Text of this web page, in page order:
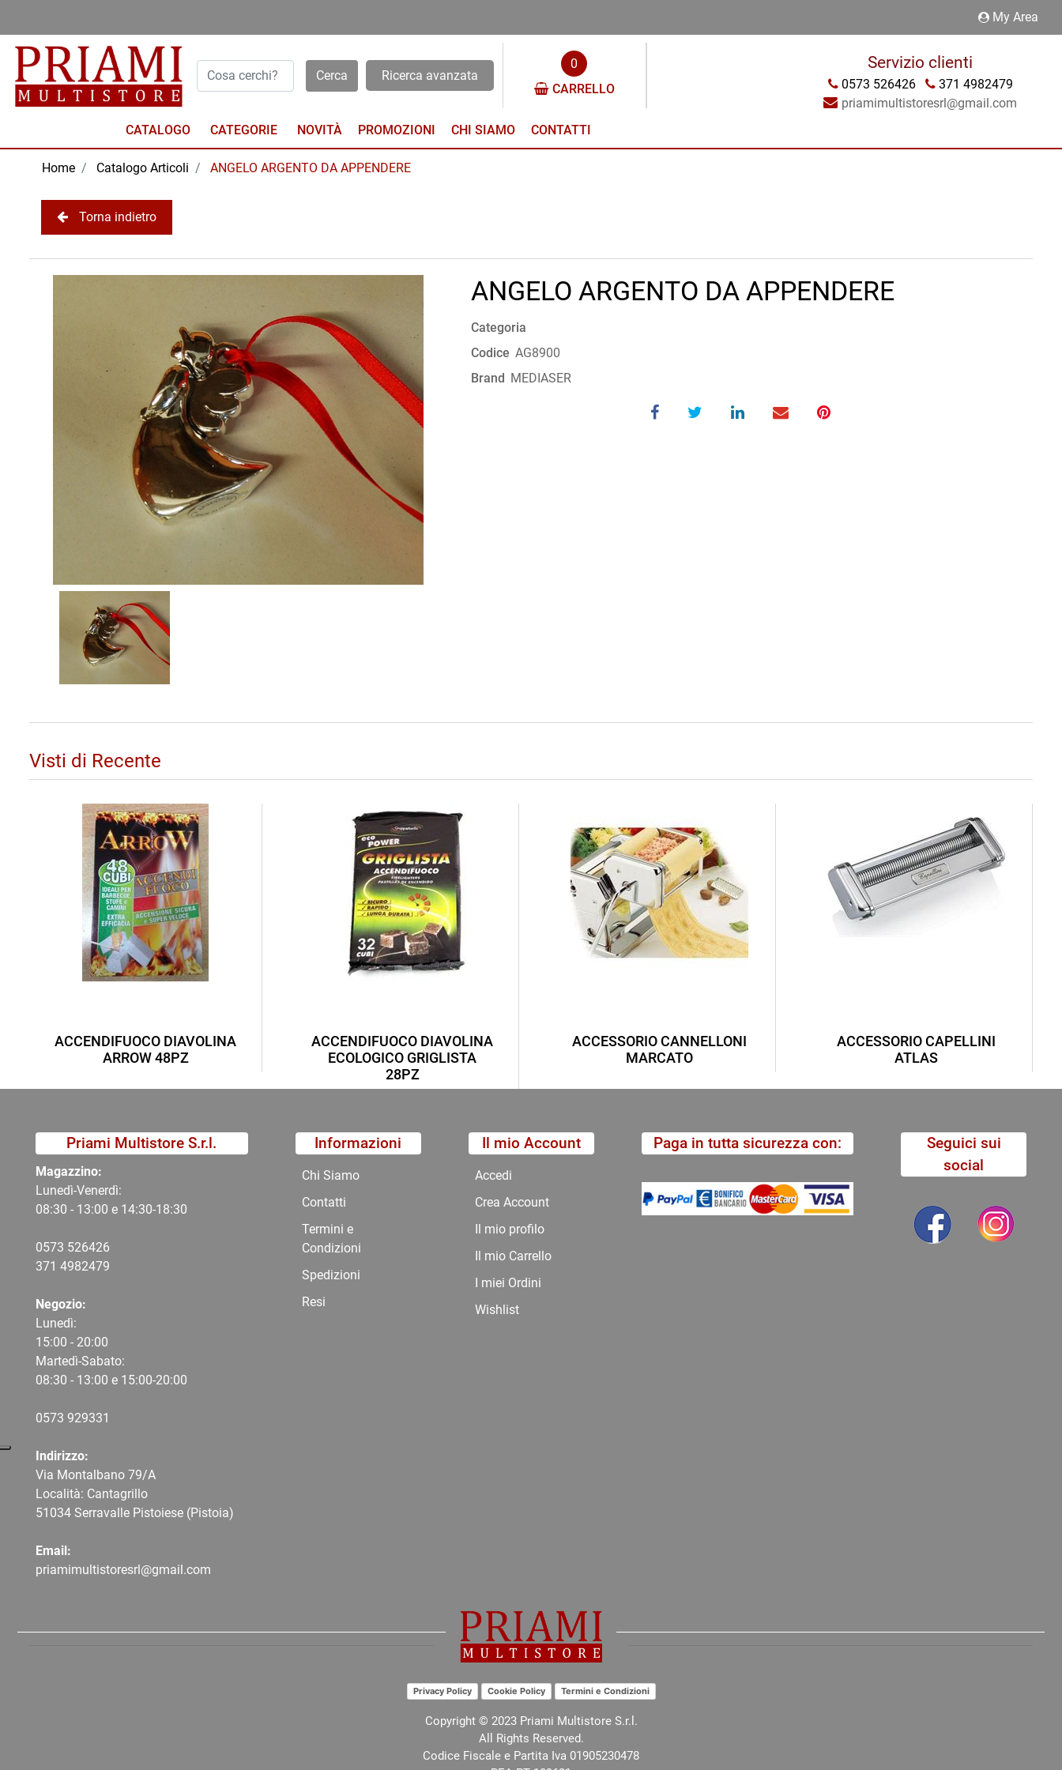
My Area
Ricerca avanzata
0
CARRELLO
Servizio clienti
0573 526426
371 4982479
priamimultistoresrl@gmail.com
CATALOGO
Open menu
NOVITÀ PROMOZIONI CHI SIAMO CONTATTI
Home Catalogo Articoli ANGELO ARGENTO DA APPENDERE
Torna indietro
ANGELO ARGENTO DA APPENDERE
Categoria
Codice AG8900
Brand MEDIASER
Visti di Recente
ACCENDIFUOCO DIAVOLINA
ARROW 48PZ
ACCENDIFUOCO DIAVOLINA
ECOLOGICO GRIGLISTA
28PZ
ACCESSORIO CANNELLONI
MARCATO
ACCESSORIO CAPELLINI
ATLAS
Priami Multistore S.r.l.
Magazzino:
Lunedì-Venerdì:
08:30 - 13:00 e 14:30-18:30
0573 526426
371 4982479
Negozio:
Lunedì:
15:00 - 20:00
Martedì-Sabato:
08:30 - 13:00 e 15:00-20:00
0573 929331
Indirizzo:
Via Montalbano 79/A
Località: Cantagrillo
51034 Serravalle Pistoiese (Pistoia)
Email:
priamimultistoresrl@gmail.com
Informazioni
Chi Siamo
Contatti
Termini e
Condizioni
Spedizioni
Resi
Il mio Account
Accedi
Crea Account
Il mio profilo
Il mio Carrello
I miei Ordini
Wishlist
Paga in tutta sicurezza con:
Seguici sui
social
Privacy Policy Cookie Policy Termini e Condizioni
Copyright © 2023 Priami Multistore S.r.l.
All Rights Reserved.
Codice Fiscale e Partita Iva 01905230478